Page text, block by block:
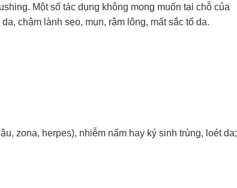
Một số tác dụng không mong muốn tại chỗ của
chậm lành sẹo, mụn, rậm lông, mất sắc tố da.
zona, herpes), nhiễm nấm hay ký sinh trùng, loét da;